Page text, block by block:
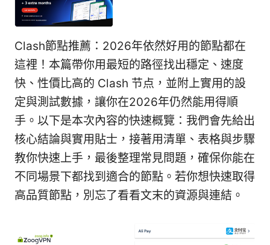
Clash節點推薦：2026年依然好用的節點都在
這裡！本篇帶你用最短的路徑找出穩定、速度
快、性價比高的 Clash 节点，並附上實用的設
定與測試數據，讓你在2026年仍然能用得順
手。以下是本次內容的快速概覽：我們會先給出
核心結論與實用貼士，接著用清單、表格與步驟
教你快速上手，最後整理常見問題，確保你能在
不同場景下都找到適合的節點。若你想快速取得
高品質節點，別忘了看看文末的資源與連結。